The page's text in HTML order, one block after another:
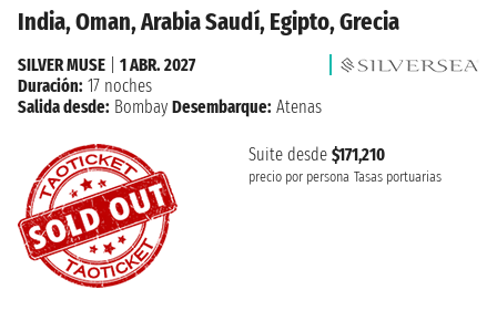
India, Oman, Arabia Saudí, Egipto, Grecia
Suite desde $171,210
precio por persona Tasas portuarias
SILVER MUSE
1 ABR. 2027
Duración: 17 noches
Salida desde: Bombay Desembarque: Atenas